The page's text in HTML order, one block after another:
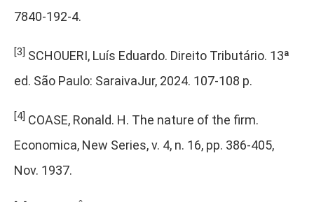
7840-192-4.
[3] SCHOUERI, Luís Eduardo. Direito Tributário. 13ª
ed. São Paulo: SaraivaJur, 2024. 107-108 p.
[4] COASE, Ronald. H. The nature of the firm.
Economica, New Series, v. 4, n. 16, pp. 386-405,
Nov. 1937.